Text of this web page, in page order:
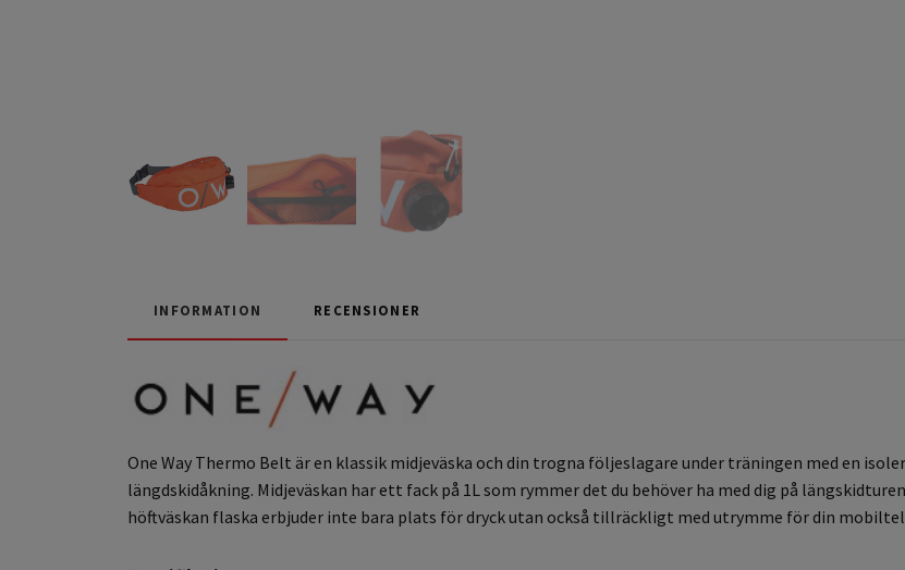
INFORMATION RECENSIONER
One Way Thermo Belt är en klassik midjeväska och din trogna följeslagare under träningen med en
längdskidåkning. Midjeväskan har ett fack på 1L som rymmer det du behöver ha med dig på
höftväskan flaska erbjuder inte bara plats för dryck utan också tillräckligt med utrymme för din